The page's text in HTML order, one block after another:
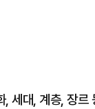
세대, 계층, 장르